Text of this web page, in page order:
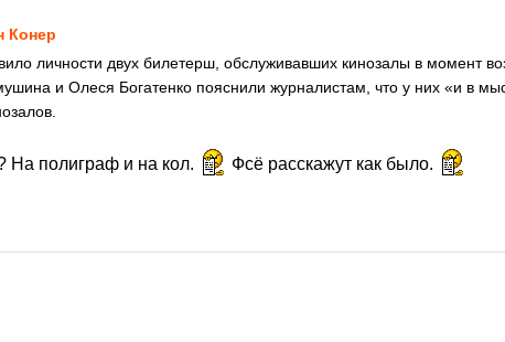
Конер
личности двух билетерш, обслуживавших кинозалы в момент
и Олеся Богатенко пояснили журналистам, что у них «и в
На полиграф и на кол. Фсё расскажут как было.